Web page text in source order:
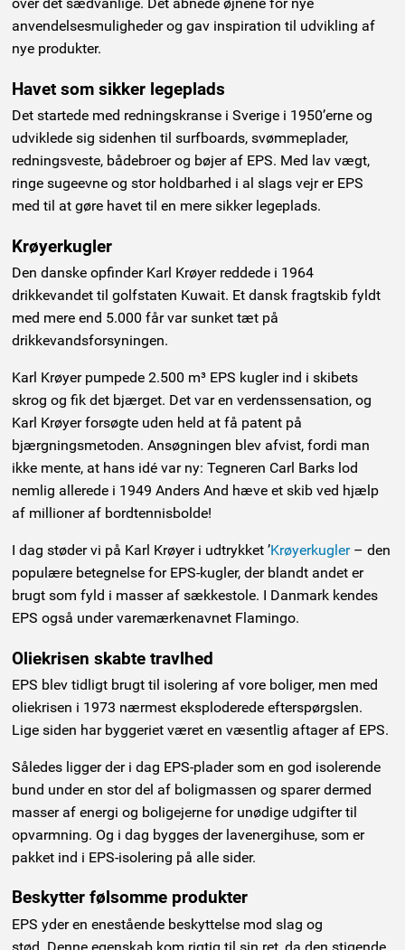
over det sædvanlige. Det åbnede øjnene for nye
anvendelsesmuligheder og gav inspiration til udvikling af
nye produkter.
Havet som sikker legeplads
Det startede med redningskranse i Sverige i 1950’erne og
udviklede sig sidenhen til surfboards, svømmeplader,
redningsveste, bådebroer og bøjer af EPS. Med lav vægt,
ringe sugeevne og stor holdbarhed i al slags vejr er EPS
med til at gøre havet til en mere sikker legeplads.
Krøyerkugler
Den danske opfinder Karl Krøyer reddede i 1964
drikkevandet til golfstaten Kuwait. Et dansk fragtskib fyldt
med mere end 5.000 får var sunket tæt på
drikkevandsforsyningen.
Karl Krøyer pumpede 2.500 m³ EPS kugler ind i skibets
skrog og fik det bjærget. Det var en verdenssensation, og
Karl Krøyer forsøgte uden held at få patent på
bjærgningsmetoden. Ansøgningen blev afvist, fordi man
ikke mente, at hans idé var ny: Tegneren Carl Barks lod
nemlig allerede i 1949 Anders And hæve et skib ved hjælp
af millioner af bordtennisbolde!
I dag støder vi på Karl Krøyer i udtrykket ’Krøyerkugler– den
populære betegnelse for EPS-kugler, der blandt andet er
brugt som fyld i masser af sækkestole. I Danmark kendes
EPS også under varemærkenavnet Flamingo.
Oliekrisen skabte travlhed
EPS blev tidligt brugt til isolering af vore boliger, men med
oliekrisen i 1973 nærmest eksploderede efterspørgslen.
Lige siden har byggeriet været en væsentlig aftager af EPS.
Således ligger der i dag EPS-plader som en god isolerende
bund under en stor del af boligmassen og sparer dermed
masser af energi og boligejerne for unødige udgifter til
opvarmning. Og i dag bygges der lavenergihuse, som er
pakket ind i EPS-isolering på alle sider.
Beskytter følsomme produkter
EPS yder en enestående beskyttelse mod slag og